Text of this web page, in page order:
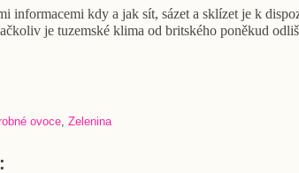
informacemi kdy a jak sít, sázet a sklízet je k
je tuzemské klima od britského poněkud
ovoce, Zelenina